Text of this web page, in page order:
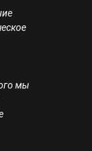
мы